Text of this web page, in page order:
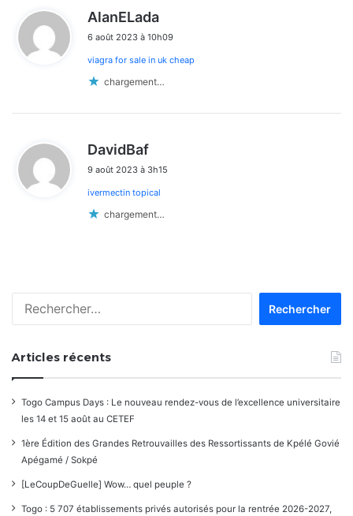
AlanELada
t
6 août 2023 à 10h09
viagra for sale in uk cheap
chargement…
DavidBaf
t
9 août 2023 à 3h15
ivermectin topical
chargement…
Articles récents
Togo Campus Days : Le nouveau rendez-vous de l’excellence universitaire
les 14 et 15 août au CETEF
1ère Édition des Grandes Retrouvailles des Ressortissants de Kpélé Govié
Apégamé / Sokpé
[LeCoupDeGuelle] Wow… quel peuple ?
Togo : 5 707 établissements privés autorisés pour la rentrée 2026-2027,